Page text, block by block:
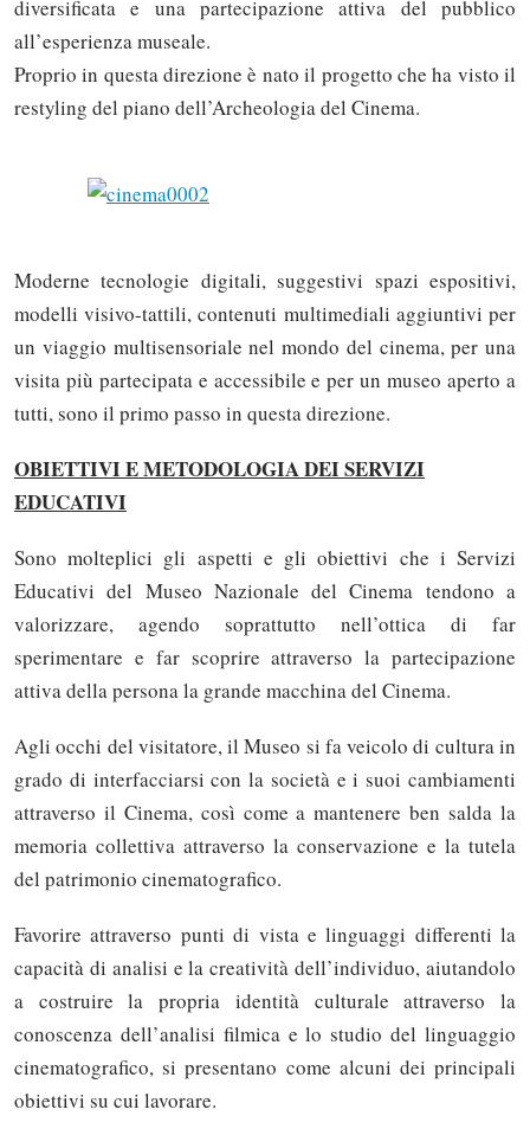
diversificata e una partecipazione attiva del pubblico
all’esperienza museale.
Proprio in questa direzione è nato il progetto che ha visto il
restyling del piano dell’Archeologia del Cinema.
Moderne tecnologie digitali, suggestivi spazi espositivi,
modelli visivo-tattili, contenuti multimediali aggiuntivi per
un viaggio multisensoriale nel mondo del cinema, per una
visita più partecipata e accessibile e per un museo aperto a
tutti, sono il primo passo in questa direzione.
OBIETTIVI E METODOLOGIA DEI SERVIZI
EDUCATIVI
Sono molteplici gli aspetti e gli obiettivi che i Servizi
Educativi del Museo Nazionale del Cinema tendono a
valorizzare, agendo soprattutto nell’ottica di far
sperimentare e far scoprire attraverso la partecipazione
attiva della persona la grande macchina del Cinema.
Agli occhi del visitatore, il Museo si fa veicolo di cultura in
grado di interfacciarsi con la società e i suoi cambiamenti
attraverso il Cinema, così come a mantenere ben salda la
memoria collettiva attraverso la conservazione e la tutela
del patrimonio cinematografico.
Favorire attraverso punti di vista e linguaggi differenti la
capacità di analisi e la creatività dell’individuo, aiutandolo
a costruire la propria identità culturale attraverso la
conoscenza dell’analisi filmica e lo studio del linguaggio
cinematografico, si presentano come alcuni dei principali
obiettivi su cui lavorare.